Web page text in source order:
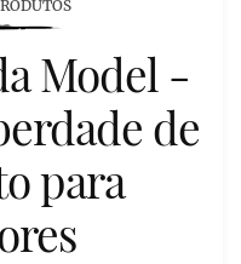
Model -
de
para